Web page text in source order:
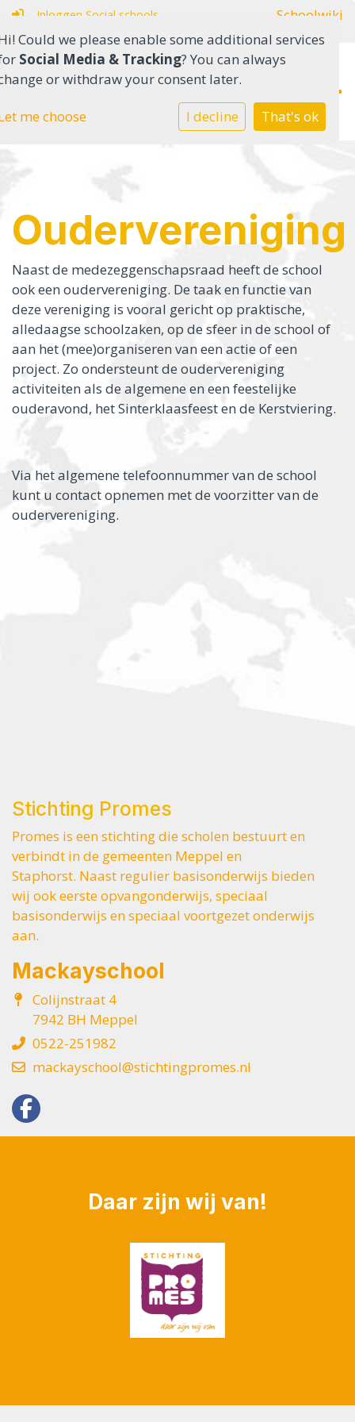
Inloggen Social schools Schoolwiki
Home
Onderwijs in het VSO
Onze school
Ouders
Contact
Oudervereniging
Naast de medezeggenschapsraad heeft de school
ook een oudervereniging. De taak en functie van
deze vereniging is vooral gericht op praktische,
alledaagse schoolzaken, op de sfeer in de school of
aan het (mee)organiseren van een actie of een
project. Zo ondersteunt de oudervereniging
activiteiten als de algemene en een feestelijke
ouderavond, het Sinterklaasfeest en de Kerstviering.
Via het algemene telefoonnummer van de school
kunt u contact opnemen met de voorzitter van de
oudervereniging.
Stichting Promes
Promes is een stichting die scholen bestuurt en
verbindt in de gemeenten Meppel en
Staphorst. Naast regulier basisonderwijs bieden
wij ook eerste opvangonderwijs, speciaal
basisonderwijs en speciaal voortgezet onderwijs
aan.
Mackayschool
Colijnstraat 4
7942 BH Meppel
0522-251982
mackayschool@stichtingpromes.nl
Daar zijn wij van!
Could we please enable some additional services
Social Media & Tracking? You can always
or withdraw your consent later.
me choose I decline That's ok